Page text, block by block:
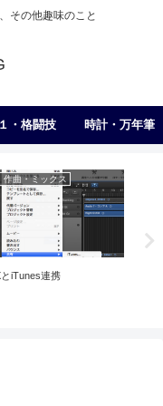
その他趣味のこと
・格闘技 時計・万年筆
作曲・ミックス
iTunes連携